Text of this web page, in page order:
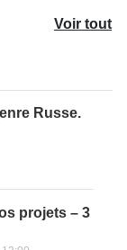
Voir tout
Russe.
projets – 3